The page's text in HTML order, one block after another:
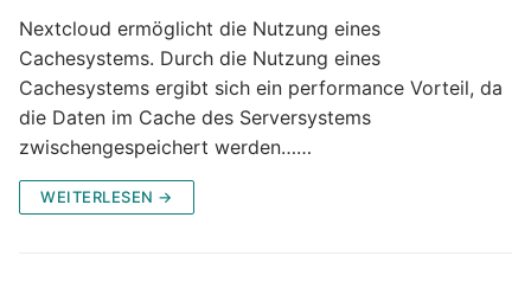
Nextcloud ermöglicht die Nutzung eines
Cachesystems. Durch die Nutzung eines
Cachesystems ergibt sich ein performance Vorteil, da
die Daten im Cache des Serversystems
zwischengespeichert werden……
WEITERLESEN →